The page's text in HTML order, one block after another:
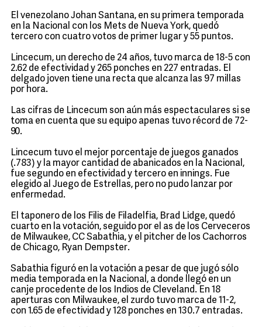
El venezolano Johan Santana, en su primera temporada
en la Nacional con los Mets de Nueva York, quedó
tercero con cuatro votos de primer lugar y 55 puntos.
Lincecum, un derecho de 24 años, tuvo marca de 18-5 con
2.62 de efectividad y 265 ponches en 227 entradas. El
delgado joven tiene una recta que alcanza las 97 millas
por hora.
Las cifras de Lincecum son aún más espectaculares si se
toma en cuenta que su equipo apenas tuvo récord de 72-
90.
Lincecum tuvo el mejor porcentaje de juegos ganados
(.783) y la mayor cantidad de abanicados en la Nacional,
fue segundo en efectividad y tercero en innings. Fue
elegido al Juego de Estrellas, pero no pudo lanzar por
enfermedad.
El taponero de los Filis de Filadelfia, Brad Lidge, quedó
cuarto en la votación, seguido por el as de los Cerveceros
de Milwaukee, CC Sabathia, y el pitcher de los Cachorros
de Chicago, Ryan Dempster.
Sabathia figuró en la votación a pesar de que jugó sólo
media temporada en la Nacional, a donde llegó en un
canje procedente de los Indios de Cleveland. En 18
aperturas con Milwaukee, el zurdo tuvo marca de 11-2,
con 1.65 de efectividad y 128 ponches en 130.7 entradas.